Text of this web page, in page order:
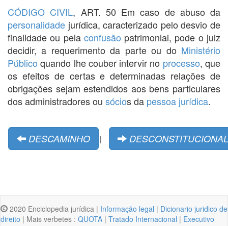
CÓDIGO CIVIL, ART. 50 Em caso de abuso da
personalidade jurídica, caracterizado pelo desvio de
finalidade ou pela confusão patrimonial, pode o juiz
decidir, a requerimento da parte ou do Ministério
Público quando lhe couber intervir no processo, que
os efeitos de certas e determinadas relações de
obrigações sejam estendidos aos bens particulares
dos administradores ou sócios da pessoa jurídica.
DESCAMINHO |
2020 Enciclopedia jurídica | Informação legal | Dicionario juridico de
direito | Mais verbetes : QUOTA | Tratado Internacional | Executivo